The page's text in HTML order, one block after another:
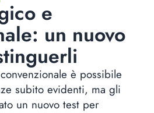
e
un nuovo
è possibile
subito evidenti, ma gli
un nuovo test per